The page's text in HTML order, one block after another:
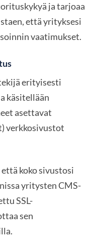
ja tarjoaa
että yrityksesi
vaatimukset.
erityisesti
käsitellään
asettavat
verkkosivustot
koko sivustosi
yritysten CMS-
SSL-
sen